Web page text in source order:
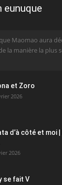
eunuque
Maomao aura
la manière la plus
et Zoro
2026
d’à côté et moi
2026
se fait V